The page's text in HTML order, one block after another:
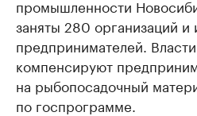
промышленности
заняты 280 организаций и
предпринимателей.
компенсируют
на рыбопосадочный
по госпрограмме.